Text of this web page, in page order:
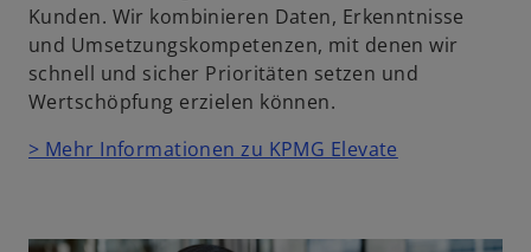
Kunden. Wir kombinieren Daten, Erkenntnisse
und Umsetzungskompetenzen, mit denen wir
schnell und sicher Prioritäten setzen und
Wertschöpfung erzielen können.
> Mehr Informationen zu KPMG Elevate